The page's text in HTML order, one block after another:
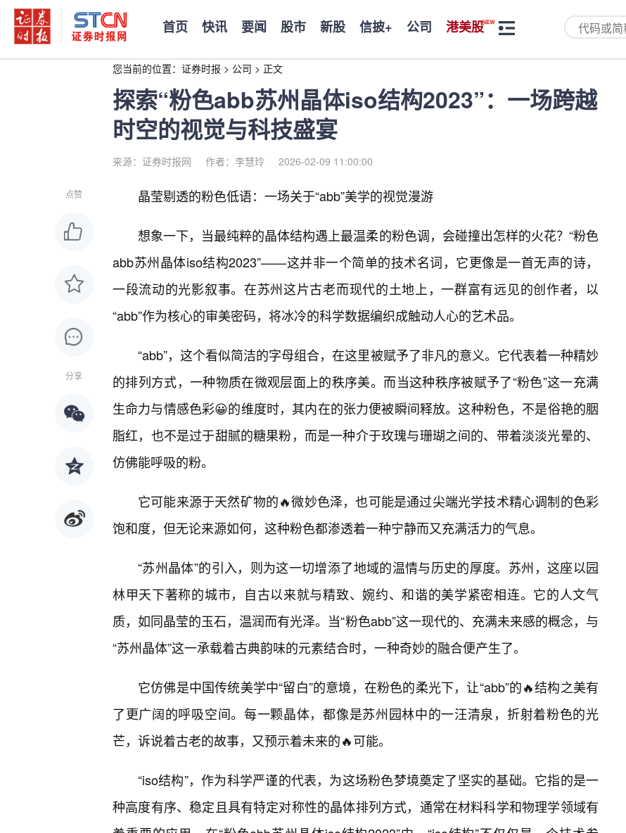
首页 快讯 要闻 股市 新股 信披+ 公司 港美股
您当前的位置： 证券时报 > 公司 > 正文
探索“粉色abb苏州晶体iso结构2023”：一场跨越
时空的视觉与科技盛宴
来源：证券时报网 作者：李慧玲 2026-02-09 11:00:00
点赞
分享
晶莹剔透的粉色低语：一场关于“abb”美学的视觉漫游
想象一下，当最纯粹的晶体结构遇上最温柔的粉色调，会碰撞出怎样的火花？“粉色
abb苏州晶体iso结构2023”——这并非一个简单的技术名词，它更像是一首无声的诗，
一段流动的光影叙事。在苏州这片古老而现代的土地上，一群富有远见的创作者，以
“abb”作为核心的审美密码，将冰冷的科学数据编织成触动人心的艺术品。
“abb”，这个看似简洁的字母组合，在这里被赋予了非凡的意义。它代表着一种精妙
的排列方式，一种物质在微观层面上的秩序美。而当这种秩序被赋予了“粉色”这一充满
生命力与情感色彩😀的维度时，其内在的张力便被瞬间释放。这种粉色，不是俗艳的胭
脂红，也不是过于甜腻的糖果粉，而是一种介于玫瑰与珊瑚之间的、带着淡淡光晕的、
仿佛能呼吸的粉。
它可能来源于天然矿物的🔥微妙色泽，也可能是通过尖端光学技术精心调制的色彩
饱和度，但无论来源如何，这种粉色都渗透着一种宁静而又充满活力的气息。
“苏州晶体”的引入，则为这一切增添了地域的温情与历史的厚度。苏州，这座以园
林甲天下著称的城市，自古以来就与精致、婉约、和谐的美学紧密相连。它的人文气
质，如同晶莹的玉石，温润而有光泽。当“粉色abb”这一现代的、充满未来感的概念，与
“苏州晶体”这一承载着古典韵味的元素结合时，一种奇妙的融合便产生了。
它仿佛是中国传统美学中“留白”的意境，在粉色的柔光下，让“abb”的🔥结构之美有
了更广阔的呼吸空间。每一颗晶体，都像是苏州园林中的一汪清泉，折射着粉色的光
芒，诉说着古老的故事，又预示着未来的🔥可能。
“iso结构”，作为科学严谨的代表，为这场粉色梦境奠定了坚实的基础。它指的是一
种高度有序、稳定且具有特定对称性的晶体排列方式，通常在材料科学和物理学领域有